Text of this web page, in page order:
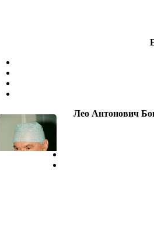
Лео Антонович